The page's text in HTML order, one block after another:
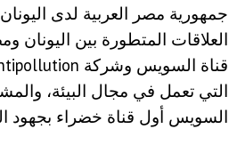
جمهورية مصر العربية لدى
العلاقات المتطورة بين اليونان
التي تعمل في مجال البيئة،
السويس أول قناة خضراء بجهود